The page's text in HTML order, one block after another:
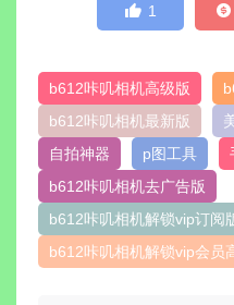
1
b612咔叽相机高级版
b612咔叽相机最新版
自拍神器
p图工具
b612咔叽相机去广告版
b612咔叽相机解锁vip订阅
b612咔叽相机解锁vip会员